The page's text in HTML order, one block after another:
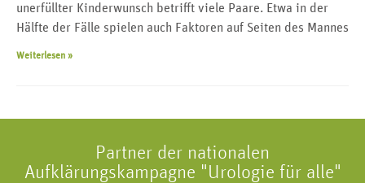
unerfüllter Kinderwunsch betrifft viele Paare. Etwa in der
Hälfte der Fälle spielen auch Faktoren auf Seiten des Mannes
Weiterlesen »
Partner der nationalen
Aufklärungskampagne "Urologie für alle"